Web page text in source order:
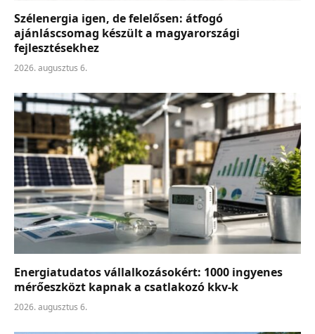
Szélenergia igen, de felelősen: átfogó
ajánláscsomag készült a magyarországi
fejlesztésekhez
2026. augusztus 6.
Energiatudatos vállalkozásokért: 1000 ingyenes
mérőeszközt kapnak a csatlakozó kkv-k
2026. augusztus 6.